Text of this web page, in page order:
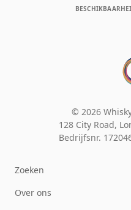
© 2026
128 City Road,
Bedrijfsnr.
Zoeken
Over ons